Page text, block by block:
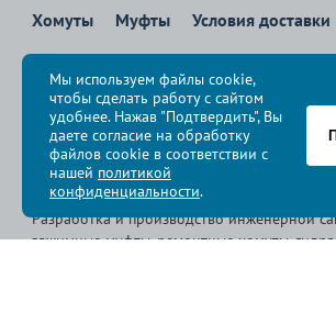
Хомуты Муфты Условия доставки
8 800 700-83-36
Звоните бесплатно с 08:00 до 17:00 по Москве
политика конфиденциальности
© Группа компаний « », 2009-2026
Разработка и производство инженерной
зажимные муфты, ремонтные хомуты,
Мы используем файлы cookie,
чтобы сделать работу с сайтом
удобнее. Нажав "Подтвердить", Вы
даете согласие на обработку
файлов cookie в соответствии с
нашей политикой
конфиденциальности.